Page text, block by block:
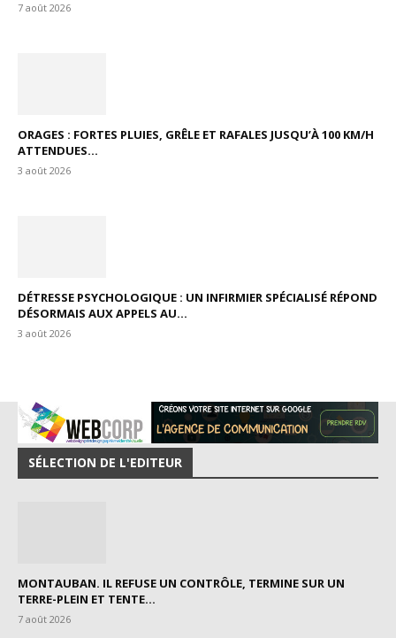
7 août 2026
ORAGES : FORTES PLUIES, GRÊLE ET RAFALES JUSQU’À 100 KM/H
ATTENDUES...
3 août 2026
DÉTRESSE PSYCHOLOGIQUE : UN INFIRMIER SPÉCIALISÉ RÉPOND
DÉSORMAIS AUX APPELS AU...
3 août 2026
SÉLECTION DE L'EDITEUR
MONTAUBAN. IL REFUSE UN CONTRÔLE, TERMINE SUR UN
TERRE-PLEIN ET TENTE...
7 août 2026